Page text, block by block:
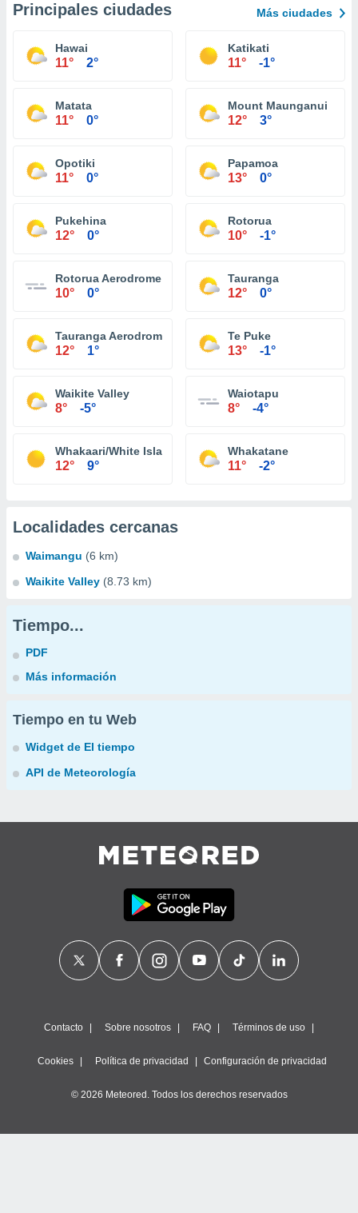
Principales ciudades Más ciudades
Hawai
11° 2°
Katikati
11° -1°
Matata
11° 0°
Mount Maunganui
12° 3°
Opotiki
11° 0°
Papamoa
13° 0°
Pukehina
12° 0°
Rotorua
10° -1°
Rotorua Aerodrome
10° 0°
Tauranga
12° 0°
Tauranga Aerodrome Aws
12° 1°
Te Puke
13° -1°
Waikite Valley
8° -5°
Waiotapu
8° -4°
Whakaari/White Island
12° 9°
Whakatane
11° -2°
Localidades cercanas
Waimangu (6 km)
Waikite Valley (8.73 km)
Tiempo...
PDF
Más información
Tiempo en tu Web
Widget de El tiempo
API de Meteorología
Contacto Sobre nosotros FAQ Términos de uso
Cookies Política de privacidad Configuración de privacidad
© 2026 Meteored. Todos los derechos reservados